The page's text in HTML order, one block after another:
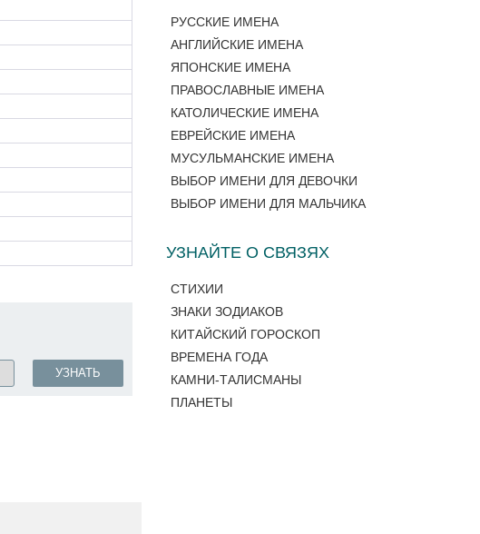
УЗНАТЬ
РУССКИЕ ИМЕНА
АНГЛИЙСКИЕ ИМЕНА
ЯПОНСКИЕ ИМЕНА
ПРАВОСЛАВНЫЕ ИМЕНА
КАТОЛИЧЕСКИЕ ИМЕНА
ЕВРЕЙСКИЕ ИМЕНА
МУСУЛЬМАНСКИЕ ИМЕНА
ВЫБОР ИМЕНИ ДЛЯ ДЕВОЧКИ
ВЫБОР ИМЕНИ ДЛЯ МАЛЬЧИКА
УЗНАЙТЕ О СВЯЗЯХ
СТИХИИ
ЗНАКИ ЗОДИАКОВ
КИТАЙСКИЙ ГОРОСКОП
ВРЕМЕНА ГОДА
КАМНИ-ТАЛИСМАНЫ
ПЛАНЕТЫ